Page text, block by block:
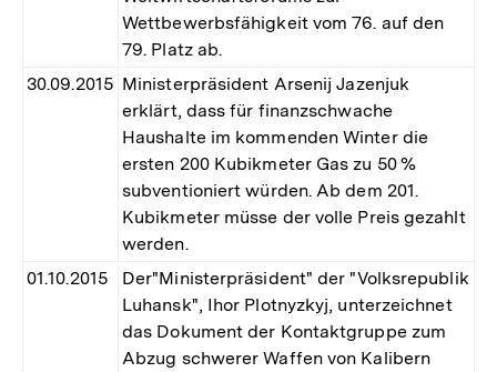
Wettbewerbsfähigkeit vom 76. auf den
79. Platz ab.
30.09.2015 Ministerpräsident Arsenij Jazenjuk
erklärt, dass für finanzschwache
Haushalte im kommenden Winter die
ersten 200 Kubikmeter Gas zu 50 %
subventioniert würden. Ab dem 201.
Kubikmeter müsse der volle Preis gezahlt
werden.
01.10.2015
Der"Ministerpräsident" der "Volksrepublik
Luhansk", Ihor Plotnyzkyj, unterzeichnet
das Dokument der Kontaktgruppe zum
Abzug schwerer Waffen von Kalibern